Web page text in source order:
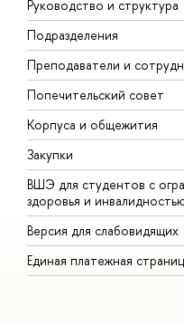
Руководство и структура
Подразделения
Преподаватели и
Попечительский совет
Корпуса и общежития
Закупки
ВШЭ для студентов с
здоровья и
Версия для слабовидящих
Единая платежная